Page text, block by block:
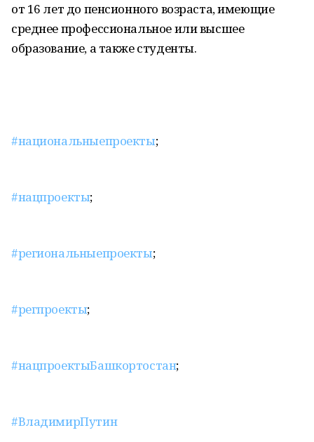
от 16 лет до пенсионного возраста, имеющие
среднее профессиональное или высшее
образование, а также студенты.
#национальныепроекты;
#нацпроекты;
#региональныепроекты;
#регпроекты;
#нацпроектыБашкортостан;
#ВладимирПутин